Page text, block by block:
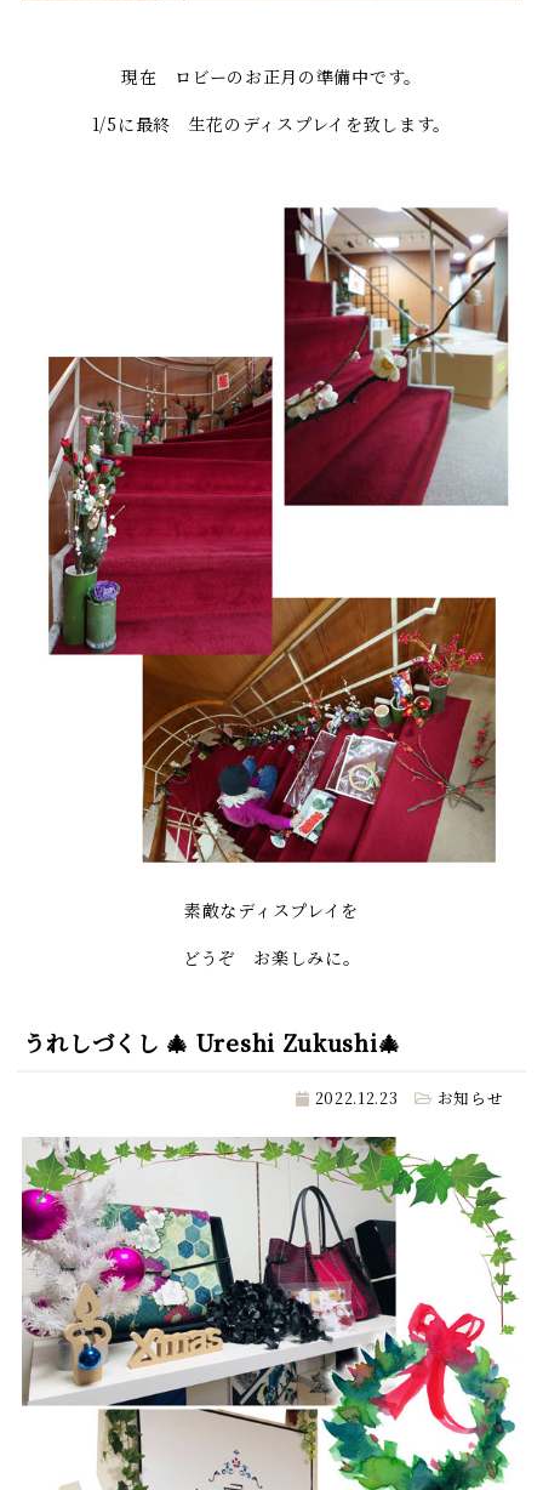
現在 ロビーのお正月の準備中です。
1/5に最終 生花のディスプレイを致します。
素敵なディスプレイを
どうぞ お楽しみに。
うれしづくし 🎄 Ureshi Zukushi🎄
2022.12.23 お知らせ